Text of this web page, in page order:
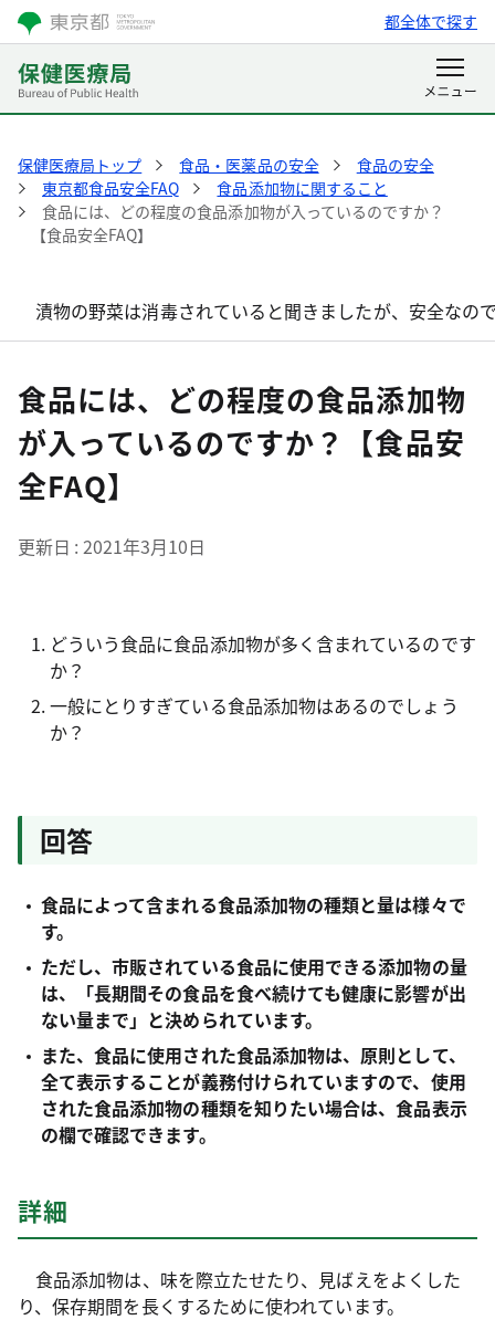
都全体で探す
保健医療局トップ 食品・医薬品の安全
食品の安全
東京都食品安全FAQ
食品添加物に関すること
食品には、どの程度の食品添加物が入っているのですか？
【食品安全FAQ】
漬物の野菜は消毒されていると聞きましたが、安全なの
食品には、どの程度の食品添加物
が入っているのですか？【食品安
全FAQ】
更新日 2021年3月10日
どういう食品に食品添加物が多く含まれているのです
か？
一般にとりすぎている食品添加物はあるのでしょう
か？
回答
食品によって含まれる食品添加物の種類と量は様々で
す。
ただし、市販されている食品に使用できる添加物の量
は、「長期間その食品を食べ続けても健康に影響が出
ない量まで」と決められています。
また、食品に使用された食品添加物は、原則として、
全て表示することが義務付けられていますので、使用
された食品添加物の種類を知りたい場合は、食品表示
の欄で確認できます。
詳細
食品添加物は、味を際立たせたり、見ばえをよくした
り、保存期間を長くするために使われています。